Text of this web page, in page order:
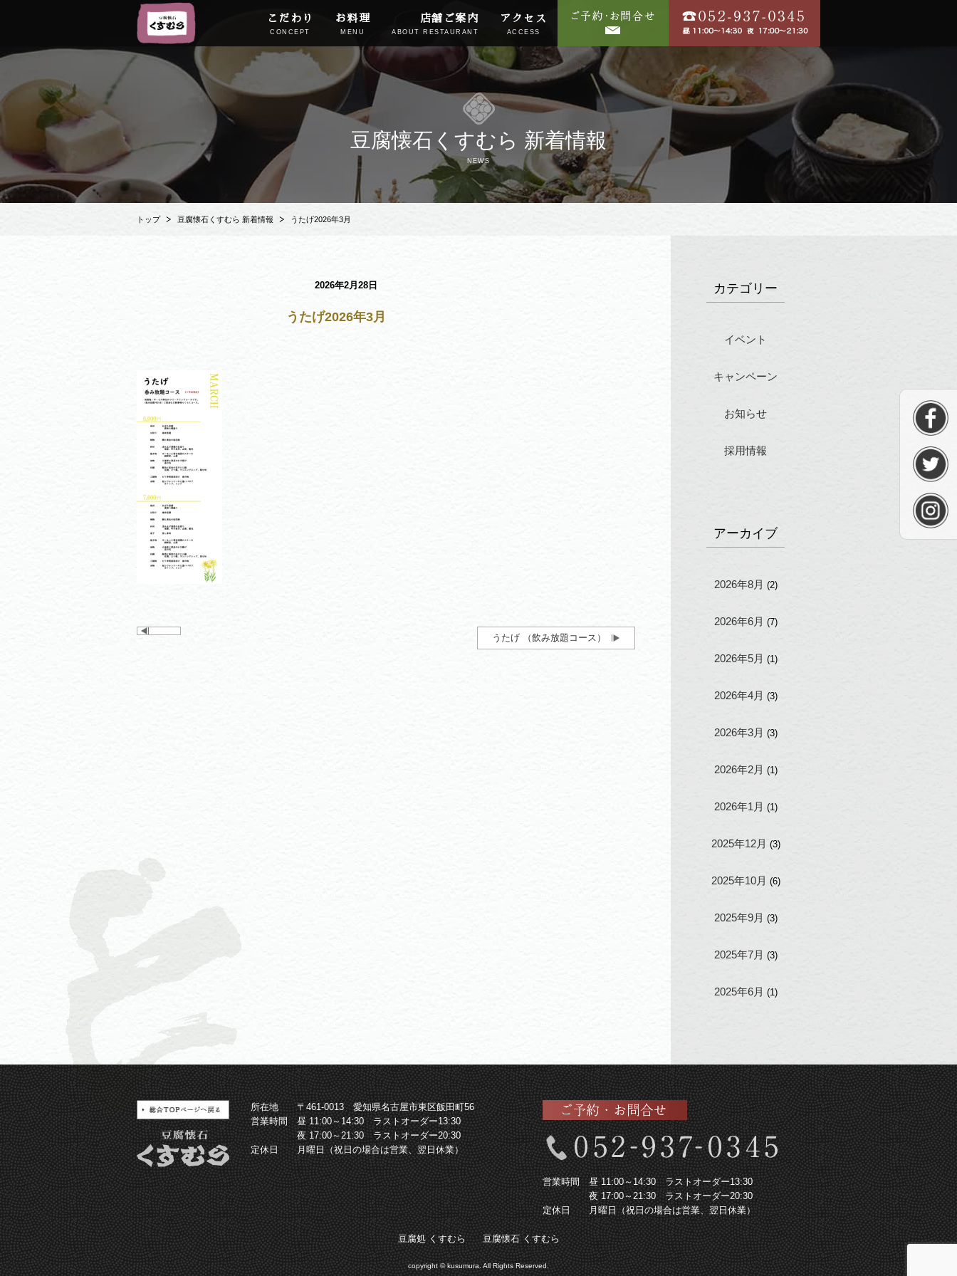
こだわり
CONCEPT
お料理
MENU
店舗ご案内
ABOUT RESTAURANT
アクセス
ACCESS
豆腐懐石くすむら 新着情報
NEWS
トップ 豆腐懐石くすむら 新着情報 うたげ2026年3月
2026年2月28日
うたげ2026年3月
うたげ （飲み放題コース）
カテゴリー
イベント
キャンペーン
お知らせ
採用情報
アーカイブ
2026年8月 (2)
2026年6月 (7)
2026年5月 (1)
2026年4月 (3)
2026年3月 (3)
2026年2月 (1)
2026年1月 (1)
2025年12月 (3)
2025年10月 (6)
2025年9月 (3)
2025年7月 (3)
2025年6月 (1)
所在地
〒461-0013 愛知県名古屋市東区飯田町56
営業時間
昼 11:00～14:30 ラストオーダー13:30
夜 17:00～21:30 ラストオーダー20:30
定休日
月曜日（祝日の場合は営業、翌日休業）
営業時間
昼 11:00～14:30 ラストオーダー13:30
夜 17:00～21:30 ラストオーダー20:30
定休日
月曜日（祝日の場合は営業、翌日休業）
豆腐処 くすむら 豆腐懐石 くすむら
copyright © kusumura. All Rights Reserved.